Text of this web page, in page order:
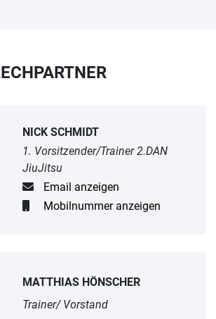
NICK SCHMIDT
1. Vorsitzender/Trainer 2.DAN
JiuJitsu
Email anzeigen
Mobilnummer anzeigen
MATTHIAS HÖNSCHER
Trainer/ Vorstand